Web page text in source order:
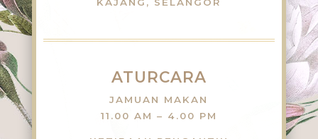
ATURCARA
JAMUAN MAKAN
11.00 AM – 4.00 PM